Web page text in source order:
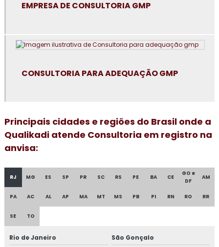
Consultoria para elaboração do plano de HACCP APPCC
Consultoria para empresa alimentícia
Consultoria em food fraud e food defense
Consultoria em formação de auditor interno
Consultoria em formação de equipe esa
Consultoria em FSSC 22000
EMPRESA DE CONSULTORIA GMP
CONSULTORIA PARA ADEQUAÇÃO GMP
Principais cidades e regiões do Brasil onde a
Qualikadi atende Consultoria em registro na
anvisa:
RJ MG ES SP PR SC RS PE BA CE
GO e
DF
AM
PA AC AL AP MA MT MS PB PI RN RO RR
SE TO
Rio de Janeiro São Gonçalo